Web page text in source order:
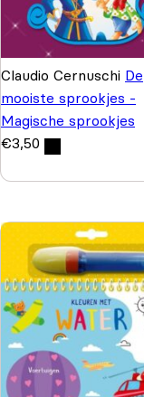
Claudio Cernuschi De
mooiste sprookjes -
Magische sprookjes
€3,50